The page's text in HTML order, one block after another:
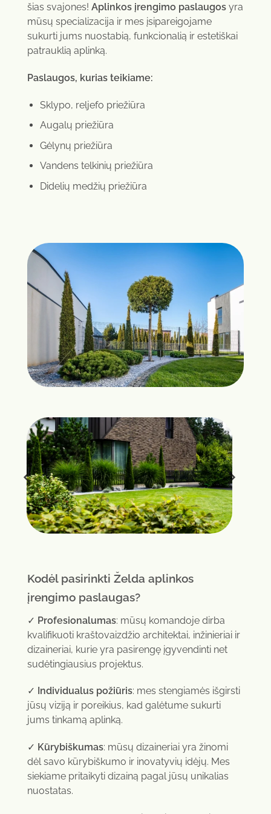
šias svajones! Aplinkos įrengimo paslaugos yra
mūsų specializacija ir mes įsipareigojame
sukurti jums nuostabią, funkcionalią ir estetiškai
patrauklią aplinką.
Paslaugos, kurias teikiame:
Sklypo, reljefo priežiūra
Augalų priežiūra
Gėlynų priežiūra
Vandens telkinių priežiūra
Didelių medžių priežiūra
Kodėl pasirinkti Želda aplinkos
įrengimo paslaugas?
✓ Profesionalumas: mūsų komandoje dirba
kvalifikuoti kraštovaizdžio architektai, inžinieriai ir
dizaineriai, kurie yra pasirengę įgyvendinti net
sudėtingiausius projektus.
✓ Individualus požiūris: mes stengiamės išgirsti
jūsų viziją ir poreikius, kad galėtume sukurti
jums tinkamą aplinką.
✓ Kūrybiškumas: mūsų dizaineriai yra žinomi
dėl savo kūrybiškumo ir inovatyvių idėjų. Mes
siekiame pritaikyti dizainą pagal jūsų unikalias
nuostatas.